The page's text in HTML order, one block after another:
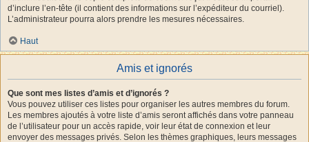
d’inclure l’en-tête (il contient des informations sur l’expéditeur du courriel).
L’administrateur pourra alors prendre les mesures nécessaires.
Haut
Amis et ignorés
Que sont mes listes d’amis et d’ignorés ?
Vous pouvez utiliser ces listes pour organiser les autres membres du forum.
Les membres ajoutés à votre liste d’amis seront affichés dans votre panneau
de l’utilisateur pour un accès rapide, voir leur état de connexion et leur
envoyer des messages privés. Selon les thèmes graphiques, leurs messages